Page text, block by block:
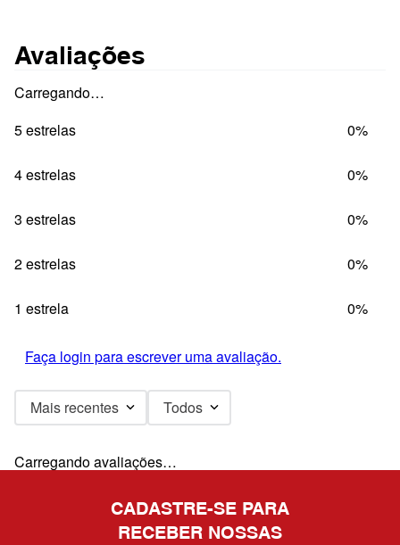
Avaliações
Carregando…
5 estrelas
0%
4 estrelas 0%
3 estrelas 0%
2 estrelas 0%
1 estrela 0%
Faça login para escrever uma avaliação.
Mais recentes Todos
Carregando avaliações…
CADASTRE-SE PARA
RECEBER NOSSAS